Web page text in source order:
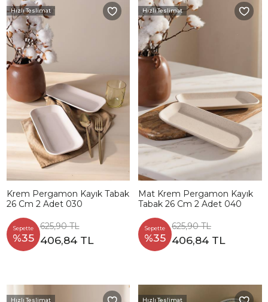
Hızlı Teslimat
Krem Pergamon Kayık Tabak
26 Cm 2 Adet 030
Sepette
%35
625,90 TL
406,84 TL
Hızlı Teslimat
Mat Krem Pergamon Kayık
Tabak 26 Cm 2 Adet 040
Sepette
%35
625,90 TL
406,84 TL
Hızlı Teslimat Hızlı Teslimat